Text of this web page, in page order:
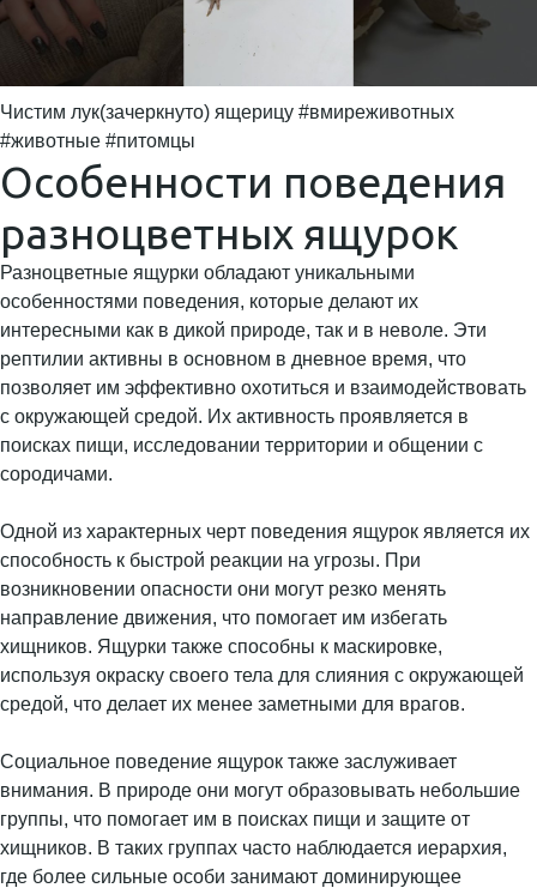
Чистим лук(зачеркнуто) ящерицу #вмиреживотных
#животные #питомцы
Особенности поведения
разноцветных ящурок
Разноцветные ящурки обладают уникальными
особенностями поведения, которые делают их
интересными как в дикой природе, так и в неволе. Эти
рептилии активны в основном в дневное время, что
позволяет им эффективно охотиться и взаимодействовать
с окружающей средой. Их активность проявляется в
поисках пищи, исследовании территории и общении с
сородичами.
Одной из характерных черт поведения ящурок является их
способность к быстрой реакции на угрозы. При
возникновении опасности они могут резко менять
направление движения, что помогает им избегать
хищников. Ящурки также способны к маскировке,
используя окраску своего тела для слияния с окружающей
средой, что делает их менее заметными для врагов.
Социальное поведение ящурок также заслуживает
внимания. В природе они могут образовывать небольшие
группы, что помогает им в поисках пищи и защите от
хищников. В таких группах часто наблюдается иерархия,
где более сильные особи занимают доминирующее